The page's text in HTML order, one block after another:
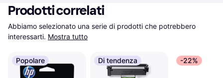
Prodotti correlati
Abbiamo selezionato una serie di prodotti che potrebbero
interessarti. Mostra tutto
Popolare Di tendenza -22%